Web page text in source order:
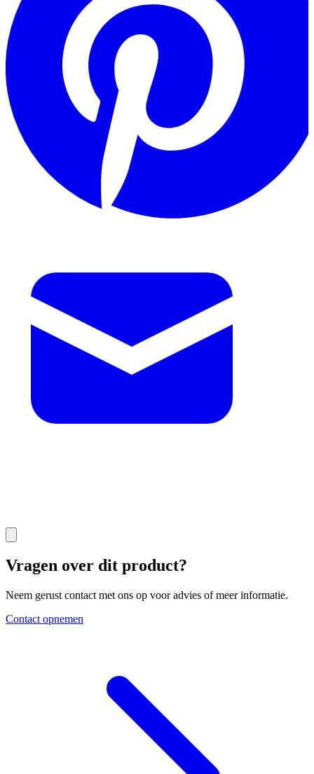
Vragen over dit product?
Neem gerust contact met ons op voor advies of meer informatie.
Contact opnemen